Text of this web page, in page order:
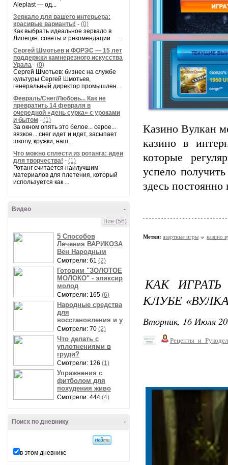
Aleplast — од...
Зеркало для вашего интерьера:
красивые варианты! - (0)
Как выбрать идеальное зеркало в
Липецке: советы и рекомендации ...
Сергей Шмотьев и ФОРЭС — 15 лет
поддержки камнерезного искусства
Урала - (0)
Сергей Шмотьев: бизнес на службе
культуры Сергей Шмотьев,
генеральный директор промышлен...
Февраль/Снег/Любовь... Как не
превратить 14 февраля в
очередной «день сурка» с уроками
и бытом - (1)
За окном опять это белое... серое...
вязкое... снег идет и идет, засыпает
школу, кружки, наш...
Что можно сплести из ротанга: идеи
для творчества! - (1)
Ротанг считается наилучшим
материалов для плетения, который
используется как ...
-
Видео
Все (56)
5 Способов
Лечения ВАРИКОЗА
Вен Народным
Смотрели: 61 (2)
Готовим "ЗОЛОТОЕ
МОЛОКО" - эликсир
молод
Смотрели: 165 (6)
Народные средства
для
восстановления и у
Смотрели: 70 (2)
Что делать с
уплотнениями в
груди?
Смотрели: 126 (1)
Упражнения с
фитболом для
похудения живо
Смотрели: 444 (4)
-
Поиск по дневнику
в этом дневнике
Казино Вулкан
казино в
которые
успело
здесь постоянно
Метки: азартные игры казино
КАК ИГРАТЬ
КЛУБЕ
Вторник, 16 Июля